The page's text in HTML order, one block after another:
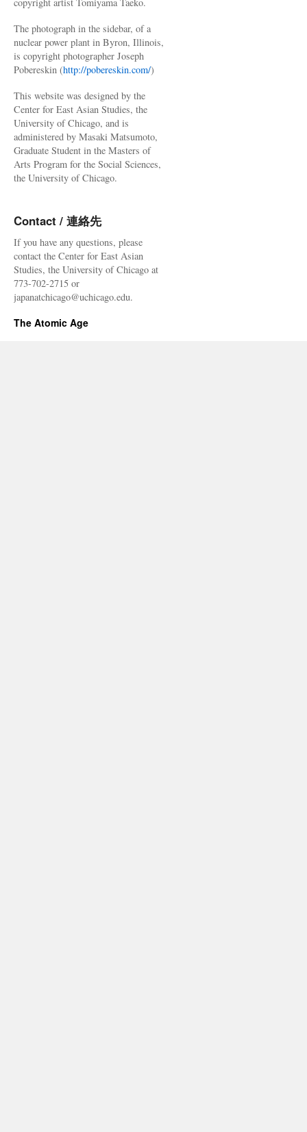
The photograph in the sidebar, of a
nuclear power plant in Byron, Illinois,
is copyright photographer Joseph
Pobereskin (http://pobereskin.com/)
This website was designed by the
Center for East Asian Studies, the
University of Chicago, and is
administered by Masaki Matsumoto,
Graduate Student in the Masters of
Arts Program for the Social Sciences,
the University of Chicago.
Contact / 連絡先
If you have any questions, please
contact the Center for East Asian
Studies, the University of Chicago at
773-702-2715 or
japanatchicago@uchicago.edu.
The Atomic Age